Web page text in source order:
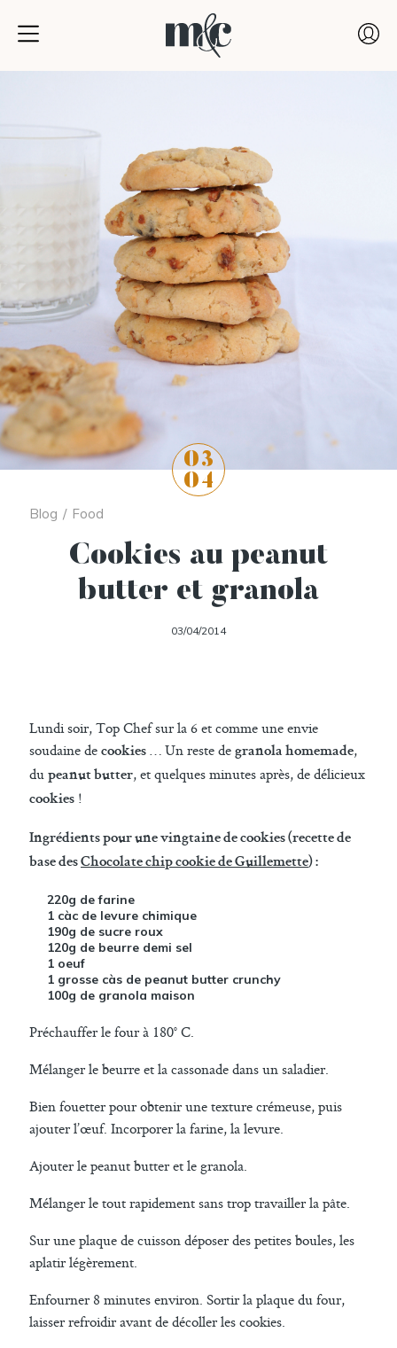
03
04
Blog / Food
Cookies au peanut
butter et granola
03/04/2014
Lundi soir, Top Chef sur la 6 et comme une envie
soudaine de cookies … Un reste de granola homemade,
du peanut butter, et quelques minutes après, de délicieux
cookies !
Ingrédients pour une vingtaine de cookies (recette de
base desChocolate chip cookie de Guillemette) :
220g de farine
1 càc de levure chimique
190g de sucre roux
120g de beurre demi sel
1 oeuf
1 grosse càs de peanut butter crunchy
100g de granola maison
Préchauffer le four à 180° C.
Mélanger le beurre et la cassonade dans un saladier.
Bien fouetter pour obtenir une texture crémeuse, puis
ajouter l’œuf. Incorporer la farine, la levure.
Ajouter le peanut butter et le granola.
Mélanger le tout rapidement sans trop travailler la pâte.
Sur une plaque de cuisson déposer des petites boules, les
aplatir légèrement.
Enfourner 8 minutes environ. Sortir la plaque du four,
laisser refroidir avant de décoller les cookies.